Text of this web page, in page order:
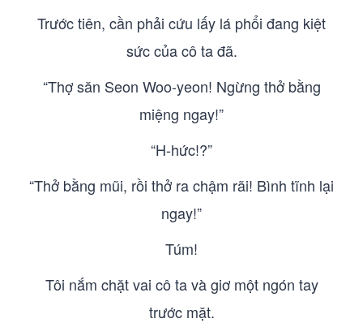
Trước tiên, cần phải cứu lấy lá phổi đang kiệt
sức của cô ta đã.
“Thợ săn Seon Woo-yeon! Ngừng thở bằng
miệng ngay!”
“H-hức!?”
“Thở bằng mũi, rồi thở ra chậm rãi! Bình tĩnh lại
ngay!”
Túm!
Tôi nắm chặt vai cô ta và giơ một ngón tay
trước mặt.